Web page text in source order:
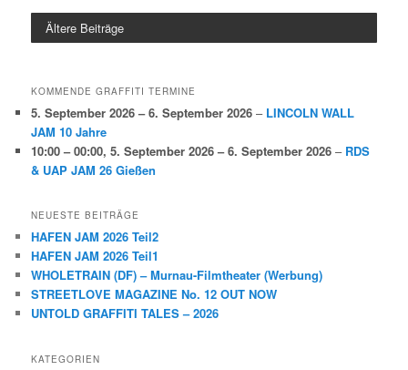
Ältere Beiträge
KOMMENDE GRAFFITI TERMINE
5. September 2026 – 6. September 2026 – LINCOLN WALL
JAM 10 Jahre
10:00 – 00:00,5. September 2026 – 6. September 2026 – RDS
& UAP JAM 26 Gießen
NEUESTE BEITRÄGE
HAFEN JAM 2026 Teil2
HAFEN JAM 2026 Teil1
WHOLETRAIN (DF) – Murnau-Filmtheater (Werbung)
STREETLOVE MAGAZINE No. 12 OUT NOW
UNTOLD GRAFFITI TALES – 2026
KATEGORIEN